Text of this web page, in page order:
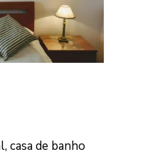
casa de banho